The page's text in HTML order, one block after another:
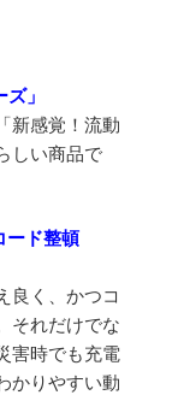
」
新感覚！流動
しい商品で
ード整頓
良く、かつコ
それだけでな
害時でも充電
かりやすい動